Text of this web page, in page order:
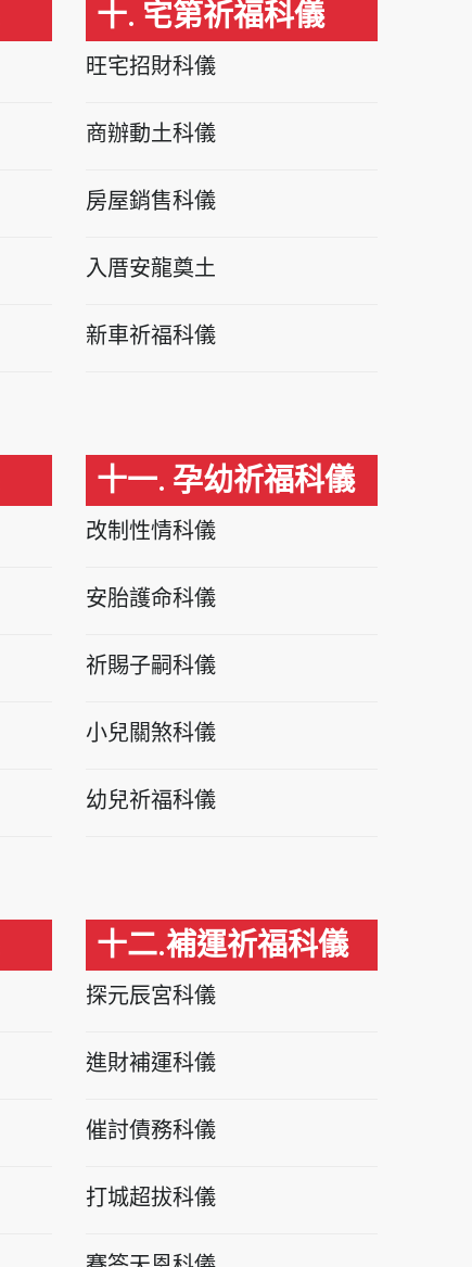
十. 宅第祈福科儀
旺宅招財科儀
商辦動土科儀
房屋銷售科儀
入厝安龍奠土
新車祈福科儀
十一. 孕幼祈福科儀
改制性情科儀
安胎護命科儀
祈賜子嗣科儀
小兒關煞科儀
幼兒祈福科儀
十二.補運祈福科儀
探元辰宮科儀
進財補運科儀
催討債務科儀
打城超拔科儀